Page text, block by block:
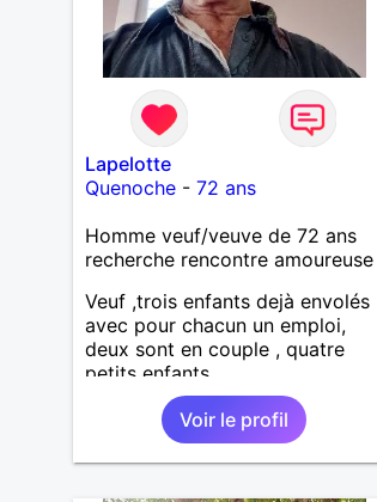
Lapelotte
Quenoche- 72 ans
Homme veuf/veuve de 72 ans
recherche rencontre amoureuse
Veuf ,trois enfants dejà envolés
avec pour chacun un emploi,
deux sont en couple , quatre
petits enfants.
Voir le profil